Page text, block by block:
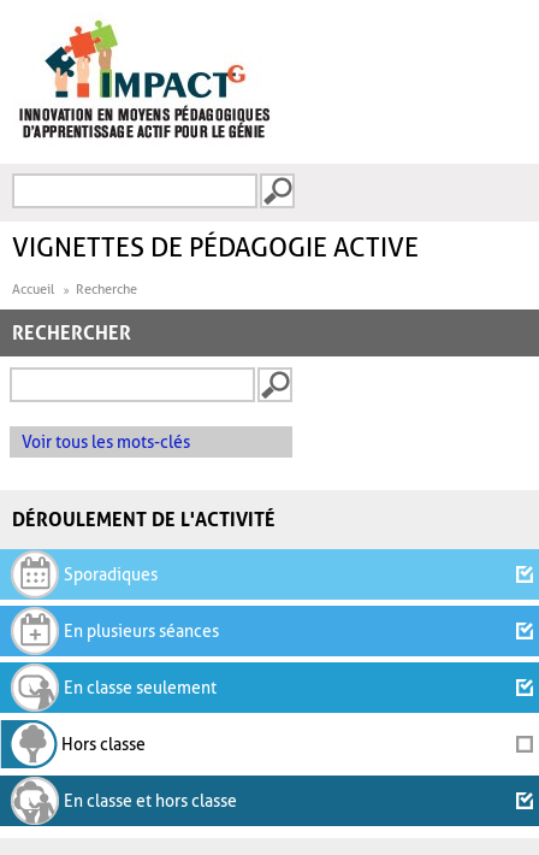
FORMULAIRE DE
VIGNETTES DE PÉDAGOGIE ACTIVE
Accueil Recherche
RECHERCHER
Voir tous les mots-clés
DÉROULEMENT DE L'ACTIVITÉ
Sporadiques
En plusieurs séances
En classe seulement
Hors classe
En classe et hors classe